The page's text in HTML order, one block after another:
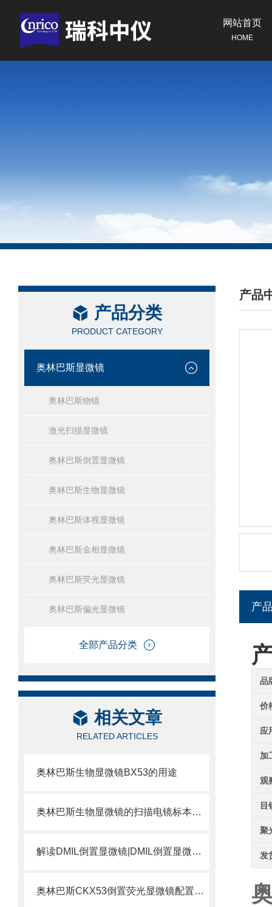
网站首页
HOME
产品分类
PRODUCT CATEGORY
奥林巴斯显微镜
奥林巴斯物镜
激光扫描显微镜
奥林巴斯倒置显微镜
奥林巴斯生物显微镜
奥林巴斯体视显微镜
奥林巴斯金相显微镜
奥林巴斯荧光显微镜
奥林巴斯偏光显微镜
全部产品分类
相关文章
RELATED ARTICLES
奥林巴斯生物显微镜BX53的用途
奥林巴斯生物显微镜的扫描电镜标本制备方法
解读DMIL倒置显微镜|DMIL倒置显微镜是什么？
奥林巴斯CKX53倒置荧光显微镜配置方案选择
产品
/
产
品
价
应
加
观
目
聚
发